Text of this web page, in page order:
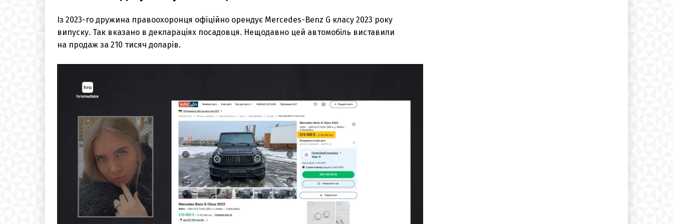
Із 2023-го дружина правоохоронця офіційно орендує Mercedes-Benz G класу 2023 року
випуску. Так вказано в деклараціях посадовця. Нещодавно цей автомобіль виставили
на продаж за 210 тисяч доларів.